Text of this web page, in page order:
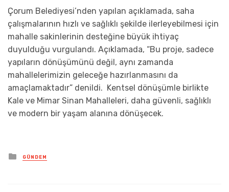
Çorum Belediyesi’nden yapılan açıklamada, saha
çalışmalarının hızlı ve sağlıklı şekilde ilerleyebilmesi için
mahalle sakinlerinin desteğine büyük ihtiyaç
duyulduğu vurgulandı. Açıklamada, “Bu proje, sadece
yapıların dönüşümünü değil, aynı zamanda
mahallelerimizin geleceğe hazırlanmasını da
amaçlamaktadır” denildi. Kentsel dönüşümle birlikte
Kale ve Mimar Sinan Mahalleleri, daha güvenli, sağlıklı
ve modern bir yaşam alanına dönüşecek.
Posted
in
GÜNDEM